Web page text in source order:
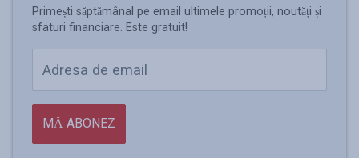
Primești săptămânal pe email ultimele promoții, noutăți și
sfaturi financiare. Este gratuit!
MĂ ABONEZ